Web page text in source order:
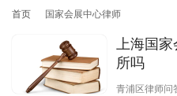
首页 国家会展中心律师
上海国家
所吗
青浦区律师问